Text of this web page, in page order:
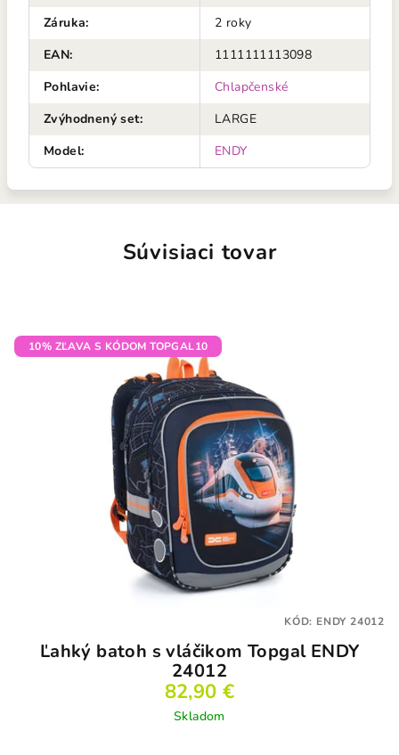
Záruka:
2 roky
EAN:
1111111113098
Pohlavie:
Chlapčenské
Zvýhodnený set:
LARGE
Model: ENDY
Súvisiaci tovar
10% ZĽAVA S KÓDOM TOPGAL10
Ľahký batoh s vláčikom Topgal ENDY
24012
82,90 €
Skladom
KÓD: ENDY 24012